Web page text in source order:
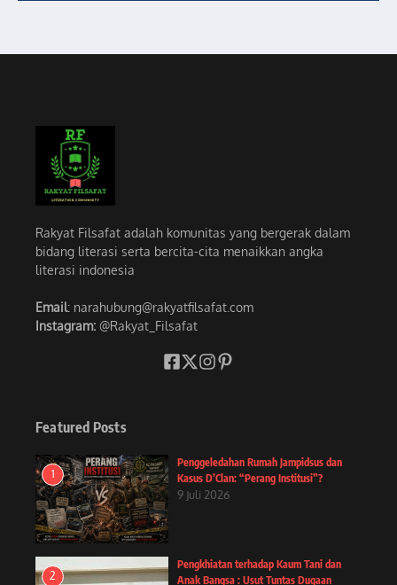
Rakyat Filsafat adalah komunitas yang bergerak dalam
bidang literasi serta bercita-cita menaikkan angka
literasi indonesia
Email: narahubung@rakyatfilsafat.com
Instagram: @Rakyat_Filsafat
Featured Posts
1
Penggeledahan Rumah Jampidsus dan
Kasus D’Clan: “Perang Institusi”?
9 Juli 2026
2
Pengkhiatan terhadap Kaum Tani dan
Anak Bangsa : Usut Tuntas Dugaan